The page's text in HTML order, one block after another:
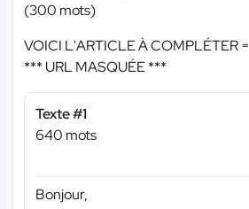
(300 mots)
VOICI L'ARTICLE À COMPLÉTER =
*** URL MASQUÉE ***
Texte #1
640 mots
Bonjour,